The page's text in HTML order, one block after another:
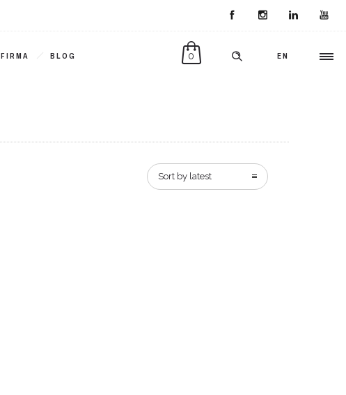
EN
0
FIRMA BLOG
Sort by latest